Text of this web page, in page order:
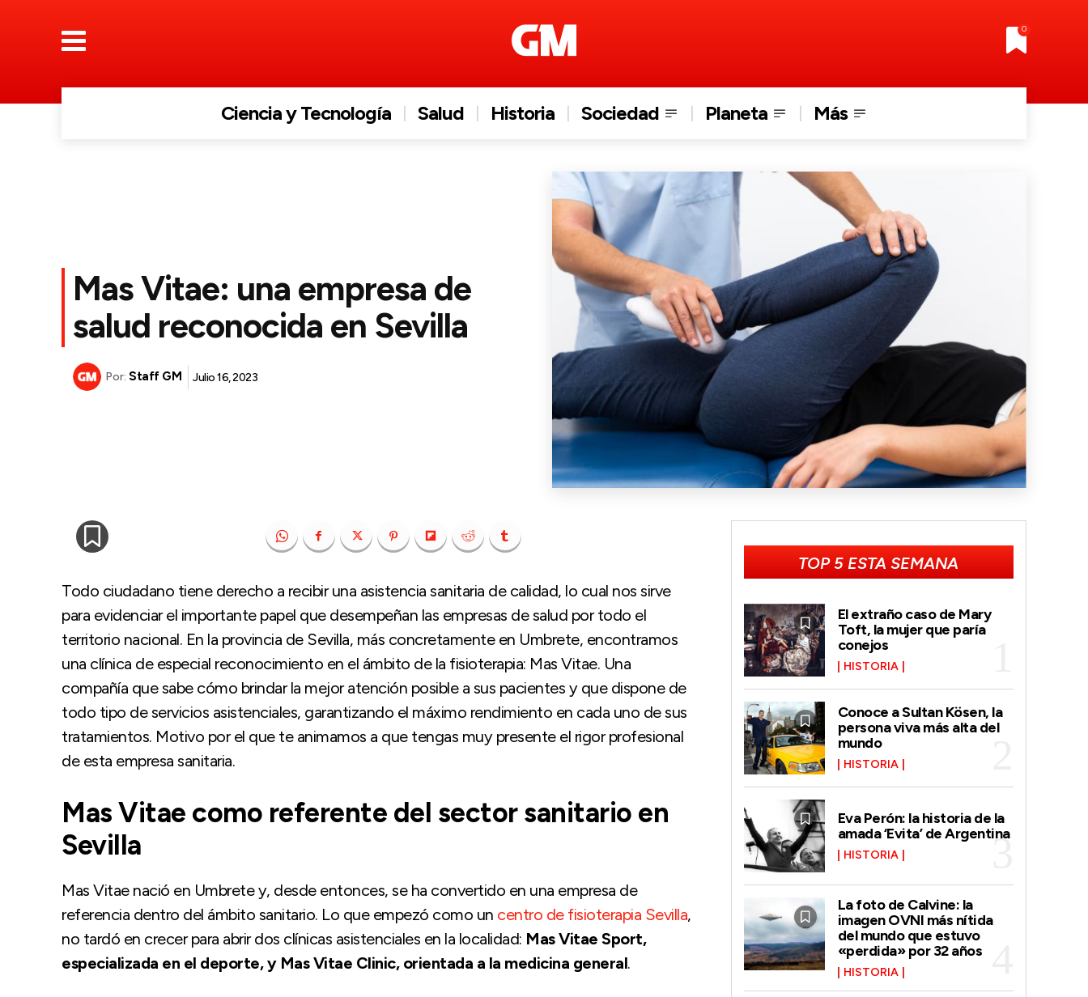
0
Ciencia y Tecnología Salud Historia Sociedad Planeta Más
Mas Vitae: una empresa de
salud reconocida en Sevilla
Por: Staff GM Julio 16, 2023
Todo ciudadano tiene derecho a recibir una asistencia sanitaria de calidad, lo cual nos sirve
para evidenciar el importante papel que desempeñan las empresas de salud por todo el
territorio nacional. En la provincia de Sevilla, más concretamente en Umbrete, encontramos
una clínica de especial reconocimiento en el ámbito de la fisioterapia: Mas Vitae. Una
compañía que sabe cómo brindar la mejor atención posible a sus pacientes y que dispone de
todo tipo de servicios asistenciales, garantizando el máximo rendimiento en cada uno de sus
tratamientos. Motivo por el que te animamos a que tengas muy presente el rigor profesional
de esta empresa sanitaria.
Mas Vitae como referente del sector sanitario en
Sevilla
Mas Vitae nació en Umbrete y, desde entonces, se ha convertido en una empresa de
referencia dentro del ámbito sanitario. Lo que empezó como un centro de fisioterapia Sevilla,
no tardó en crecer para abrir dos clínicas asistenciales en la localidad: Mas Vitae Sport,
especializada en el deporte, y Mas Vitae Clinic, orientada a la medicina general.
TOP 5 ESTA SEMANA
El extraño caso de Mary
Toft, la mujer que paría
conejos
HISTORIA
Conoce a Sultan Kösen, la
persona viva más alta del
mundo
HISTORIA
Eva Perón: la historia de la
amada ‘Evita’ de Argentina
HISTORIA
La foto de Calvine: la
imagen OVNI más nítida
del mundo que estuvo
«perdida» por 32 años
HISTORIA